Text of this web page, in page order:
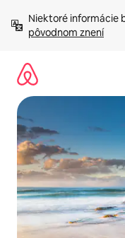
obsah.
Niektoré informácie
pôvodnom znení